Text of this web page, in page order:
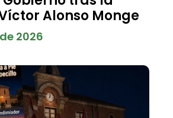
Alonso Monge
2026